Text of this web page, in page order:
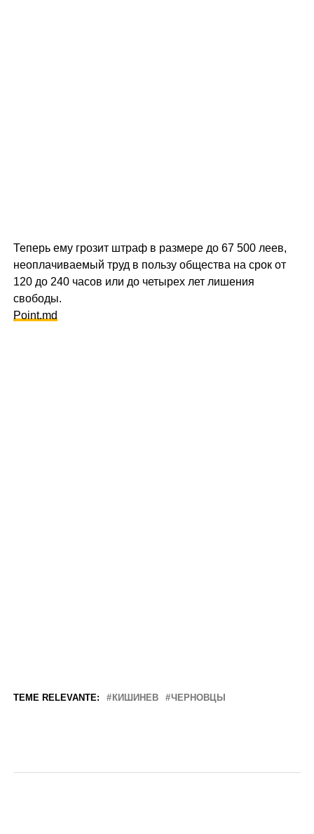
Теперь ему грозит штраф в размере до 67 500 леев,
неоплачиваемый труд в пользу общества на срок от
120 до 240 часов или до четырех лет лишения
свободы.
Point.md
TEME RELEVANTE: КИШИНЕВ ЧЕРНОВЦЫ